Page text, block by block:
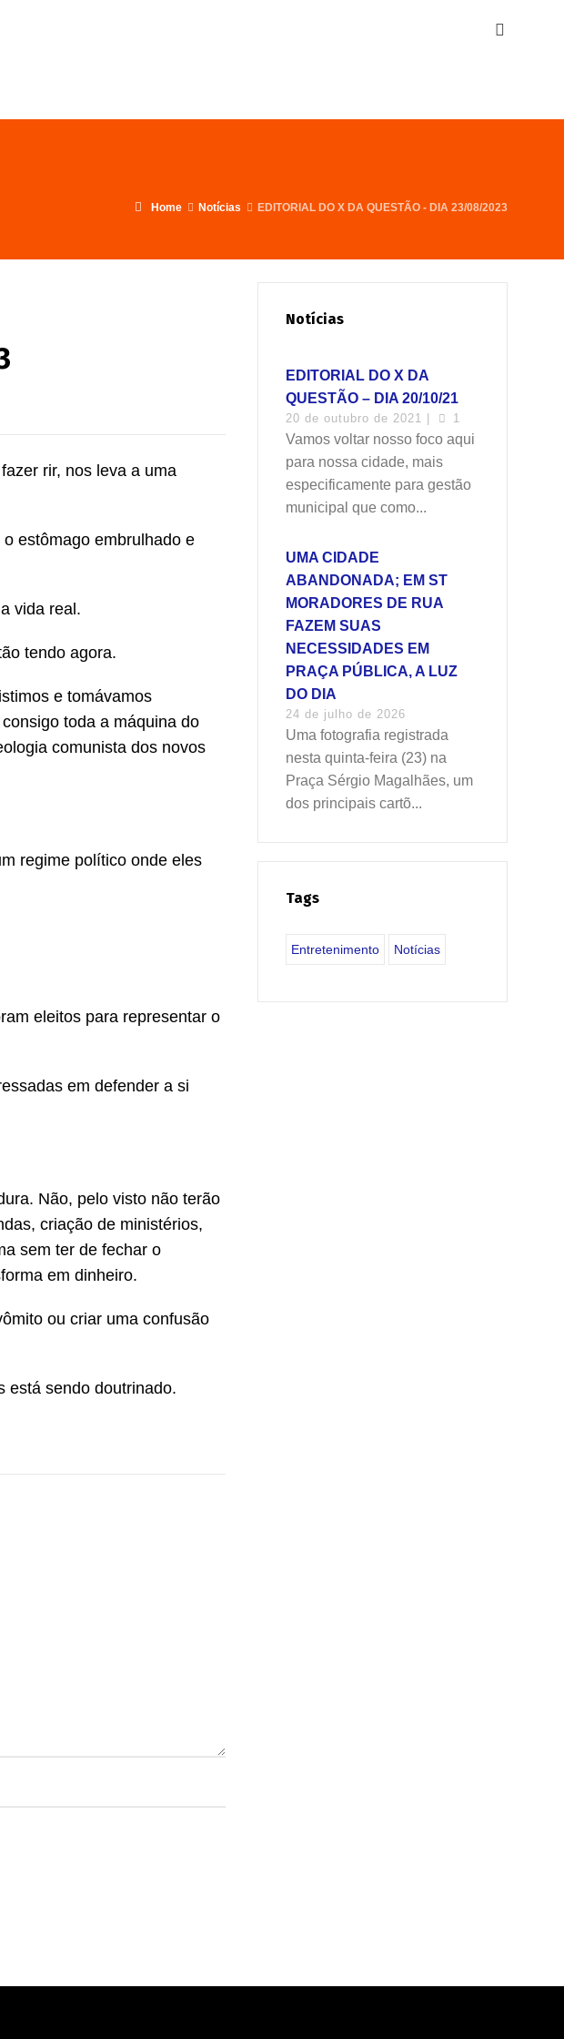
Home Notícias EDITORIAL DO X DA QUESTÃO - DIA 23/08/2023
rir, nos leva a uma
estômago embrulhado e
vida real.
tendo agora.
e tomávamos
toda a máquina do
comunista dos novos
regime político onde eles
eleitos para representar o
em defender a si
Não, pelo visto não terão
criação de ministérios,
sem ter de fechar o
em dinheiro.
ou criar uma confusão
está sendo doutrinado.
Notícias
EDITORIAL DO X DA
QUESTÃO – DIA 20/10/21
20 de outubro de 2021 | 1
Vamos voltar nosso foco aqui
para nossa cidade, mais
especificamente para gestão
municipal que como...
UMA CIDADE
ABANDONADA; EM ST
MORADORES DE RUA
FAZEM SUAS
NECESSIDADES EM
PRAÇA PÚBLICA, A LUZ
DO DIA
24 de julho de 2026
Uma fotografia registrada
nesta quinta-feira (23) na
Praça Sérgio Magalhães, um
dos principais cartõ...
Tags
Entretenimento Notícias